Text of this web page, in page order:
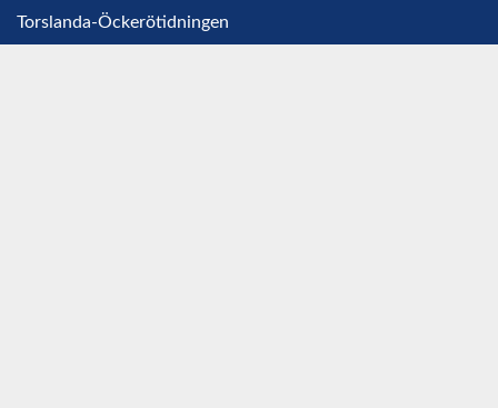
Torslanda-Öckerötidningen